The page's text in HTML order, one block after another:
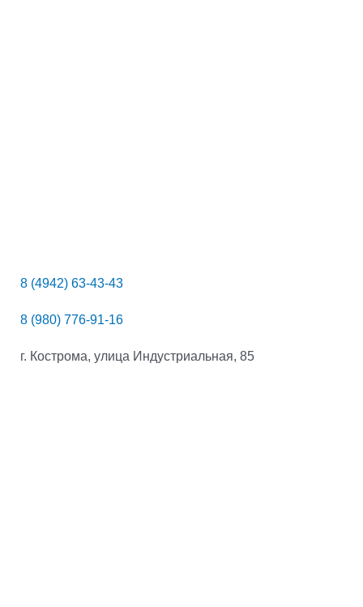
8 (4942) 63-43-43
8 (980) 776-91-16
г. Кострома, улица Индустриальная, 85